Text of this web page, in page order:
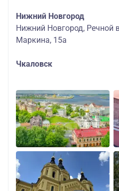
Нижний Новгород
Нижний Новгород, Речной
Маркина, 15а
Чкаловск